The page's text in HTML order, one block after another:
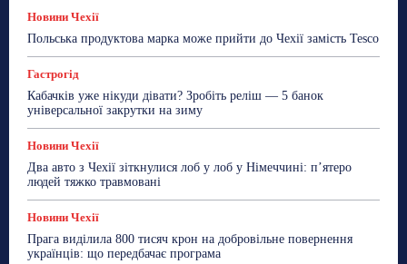
Новини Чехії
Сад та город Світ
Спорт
ТехноМанія
Топ-новини Фоторепортаж
Новини Чехії
Польська продуктова марка може прийти до Чехії замість Tesco
Гастрогід
Кабачків уже нікуди дівати? Зробіть реліш — 5 банок
універсальної закрутки на зиму
Новини Чехії
Два авто з Чехії зіткнулися лоб у лоб у Німеччині: п’ятеро
людей тяжко травмовані
Новини Чехії
Прага виділила 800 тисяч крон на добровільне повернення
українців: що передбачає програма